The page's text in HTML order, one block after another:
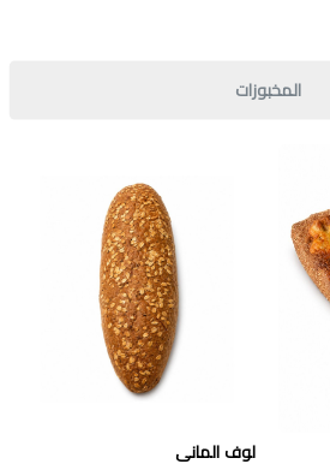
المخبوزات
لوف المانى